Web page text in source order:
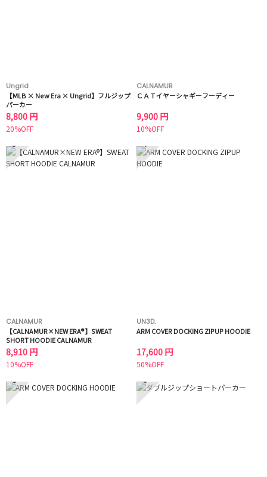
Ungrid
【MLB × New Era × Ungrid】フルジップ
パーカー
8,800 円
20%OFF
CALNAMUR
ＣＡＴイヤーシャギーフーディー
9,900 円
10%OFF
3
CALNAMUR
【CALNAMUR×NEW ERA®】SWEAT
SHORT HOODIE CALNAMUR
8,910 円
10%OFF
4
UN3D.
ARM COVER DOCKING ZIPUP HOODIE
17,600 円
50%OFF
5 6